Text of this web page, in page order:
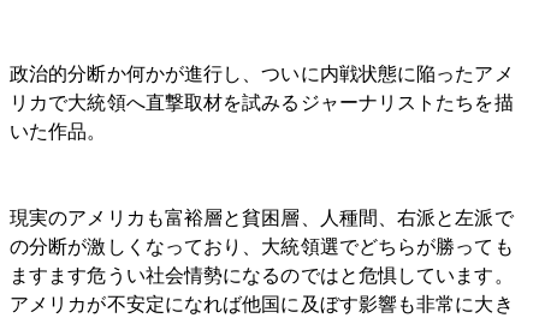
政治的分断か何かが進行し、ついに内戦状態に陥ったアメ
リカで大統領へ直撃取材を試みるジャーナリストたちを描
いた作品。
現実のアメリカも富裕層と貧困層、人種間、右派と左派で
の分断が激しくなっており、大統領選でどちらが勝っても
ますます危うい社会情勢になるのではと危惧しています。
アメリカが不安定になれば他国に及ぼす影響も非常に大き